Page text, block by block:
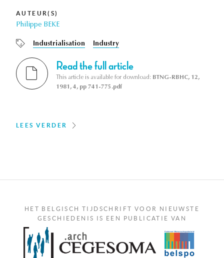
AUTEUR(S)
Philippe BEKE
Industrialisation Industry
Read the full article
This article is available for download: BTNG-RBHC, 12,
1981, 4, pp 741-775.pdf
LEES VERDER
HET BELGISCH TIJDSCHRIFT VOOR NIEUWSTE
GESCHIEDENIS IS EEN PUBLICATIE VAN